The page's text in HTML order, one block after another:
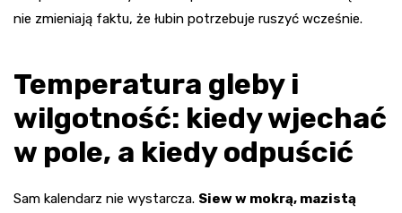
nie zmieniają faktu, że łubin potrzebuje ruszyć wcześnie.
Temperatura gleby i
wilgotność: kiedy wjechać
w pole, a kiedy odpuścić
Sam kalendarz nie wystarcza. Siew w mokrą, mazistą